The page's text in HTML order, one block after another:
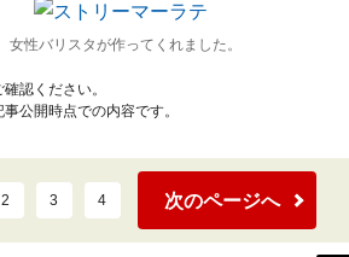
女性バリスタが作ってくれました。
認ください。
公開時点での内容です。
2 3 4 次のページへ